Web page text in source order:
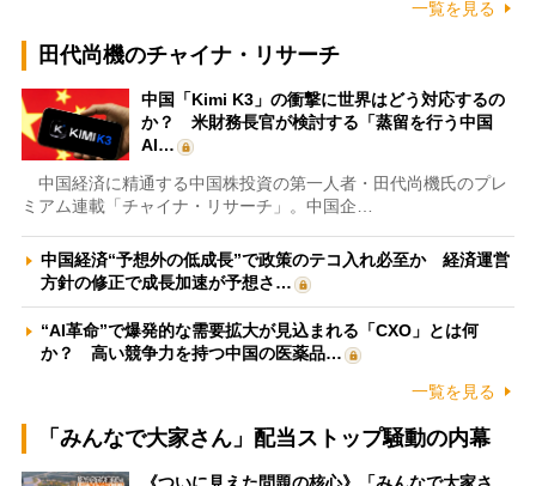
一覧を見る
田代尚機のチャイナ・リサーチ
中国「Kimi K3」の衝撃に世界はどう対応するの
か？ 米財務長官が検討する「蒸留を行う中国
AI…
中国経済に精通する中国株投資の第一人者・田代尚機氏のプレ
ミアム連載「チャイナ・リサーチ」。中国企…
中国経済“予想外の低成長”で政策のテコ入れ必至か 経済運営
方針の修正で成長加速が予想さ…
“AI革命”で爆発的な需要拡大が見込まれる「CXO」とは何
か？ 高い競争力を持つ中国の医薬品…
一覧を見る
「みんなで大家さん」配当ストップ騒動の内幕